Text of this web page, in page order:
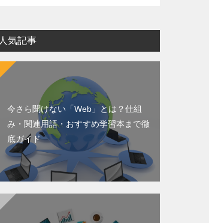
人気記事
今さら聞けない「Web」とは？仕組
み・関連用語・おすすめ学習本まで徹
底ガイド